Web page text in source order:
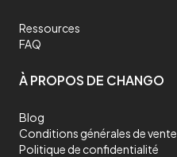
Ressources
FAQ
À PROPOS DE CHANGO
Blog
Conditions générales de vente
Politique de confidentialité